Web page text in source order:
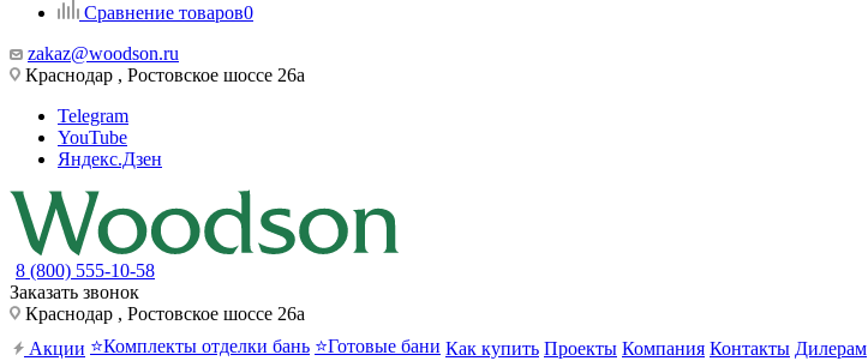
Сравнение товаров0
zakaz@woodson.ru
Краснодар , Ростовское шоссе 26а
Telegram
YouTube
Яндекс.Дзен
8 (800) 555-10-58
Заказать звонок
Краснодар , Ростовское шоссе 26а
Акции ⭐Комплекты отделки бань ⭐Готовые бани Как купить Проекты Компания Контакты Дилерам